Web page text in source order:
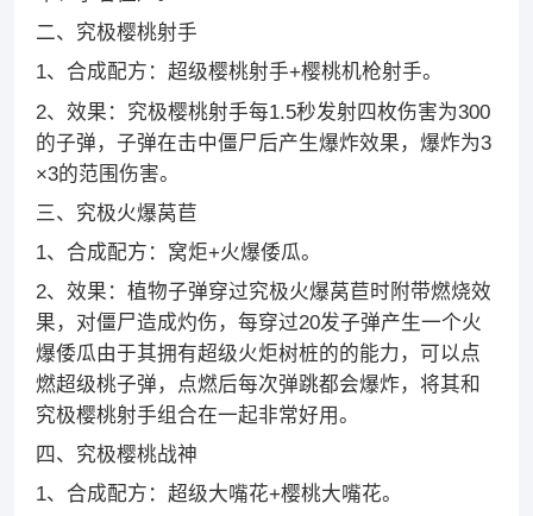
二、究极樱桃射手
1、合成配方：超级樱桃射手+樱桃机枪射手。
2、效果：究极樱桃射手每1.5秒发射四枚伤害为300
的子弹，子弹在击中僵尸后产生爆炸效果，爆炸为3
×3的范围伤害。
三、究极火爆莴苣
1、合成配方：窝炬+火爆倭瓜。
2、效果：植物子弹穿过究极火爆莴苣时附带燃烧效
果，对僵尸造成灼伤，每穿过20发子弹产生一个火
爆倭瓜由于其拥有超级火炬树桩的的能力，可以点
燃超级桃子弹，点燃后每次弹跳都会爆炸，将其和
究极樱桃射手组合在一起非常好用。
四、究极樱桃战神
1、合成配方：超级大嘴花+樱桃大嘴花。